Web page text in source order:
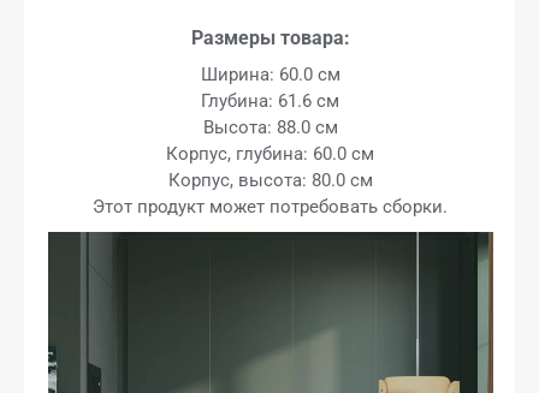
Размеры товара:
Ширина: 60.0 см
Глубина: 61.6 см
Высота: 88.0 см
Корпус, глубина: 60.0 см
Корпус, высота: 80.0 см
Этот продукт может потребовать сборки.